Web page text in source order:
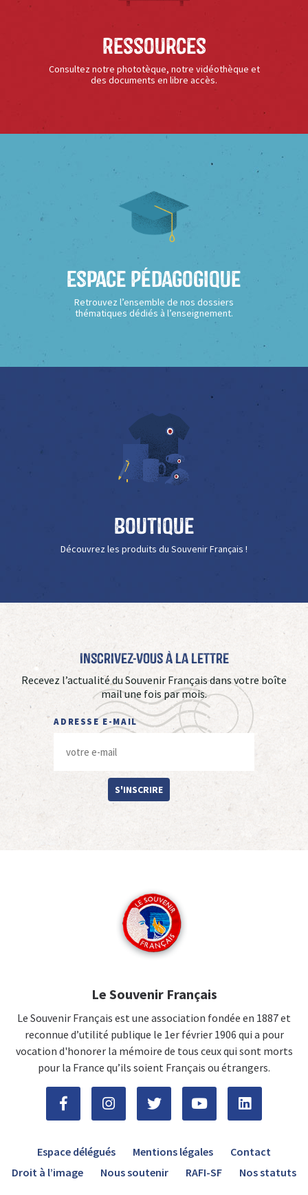
Ressources
Consultez notre phototèque, notre vidéothèque et
des documents en libre accès.
Espace Pédagogique
Retrouvez l’ensemble de nos dossiers
thématiques dédiés à l’enseignement.
Boutique
Découvrez les produits du Souvenir Français !
Inscrivez-vous à La Lettre
Recevez l’actualité du Souvenir Français dans votre boîte
mail une fois par mois.
ADRESSE E-MAIL
S'INSCRIRE
Le Souvenir Français
Le Souvenir Français est une association fondée en 1887 et
reconnue d’utilité publique le 1er février 1906 qui a pour
vocation d'honorer la mémoire de tous ceux qui sont morts
pour la France qu’ils soient Français ou étrangers.
Espace délégués Mentions légales
Contact
Droit à l’image
Nous soutenir RAFI-SF Nos statuts